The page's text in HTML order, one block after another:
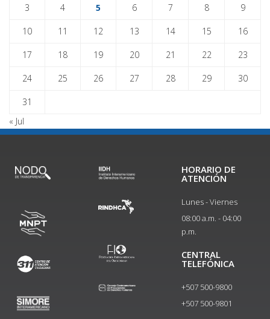
3 4 5 6 7 8 9
10 11 12 13 14 15 16
17 18 19 20 21 22 23
24 25 26 27 28 29 30
31
« Jul
HORARIO DE
ATENCIÓN
Lunes - Viernes
08:00 a.m. - 04:00
p.m.
CENTRAL
TELEFÓNICA
+507 500-9800
+507 500-9801​